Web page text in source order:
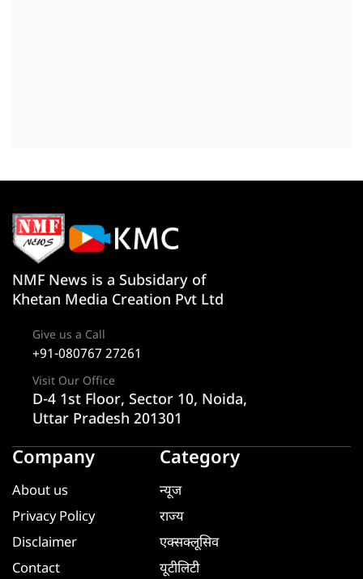
NMF News is a Subsidary of
Khetan Media Creation Pvt Ltd
Give us a Call
+91-080767 27261
Visit Our Office
D-4 1st Floor, Sector 10, Noida,
Uttar Pradesh 201301
Company
About us
Privacy Policy
Disclaimer
Contact
Category
न्यूज
राज्य
एक्सक्लूसिव
यूटीलिटी